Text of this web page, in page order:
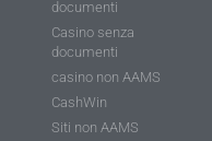
documenti
Casino senza
documenti
casino non AAMS
CashWin
Siti non AAMS